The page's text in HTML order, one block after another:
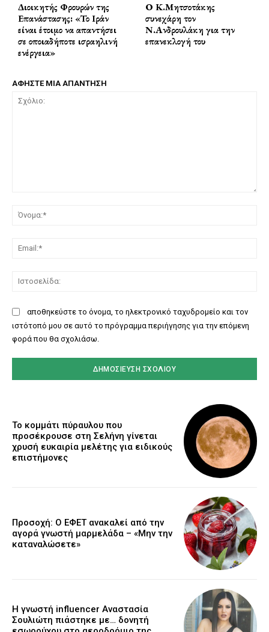
Διοικητής Φρουρών της
Επανάστασης: «Το Ιράν
είναι έτοιμο να απαντήσει
σε οποιαδήποτε ισραηλινή
ενέργεια»
Ο Κ.Μητσοτάκης
συνεχάρη τον
Ν.Ανδρουλάκη για την
επανεκλογή του
ΑΦΗΣΤΕ ΜΙΑ ΑΠΑΝΤΗΣΗ
αποθηκεύστε το όνομα, το ηλεκτρονικό ταχυδρομείο και τον
ιστότοπό μου σε αυτό το πρόγραμμα περιήγησης για την επόμενη
φορά που θα σχολιάσω.
Το κομμάτι πύραυλου που
προσέκρουσε στη Σελήνη γίνεται
χρυσή ευκαιρία μελέτης για ειδικούς
επιστήμονες
Προσοχή: Ο ΕΦΕΤ ανακαλεί από την
αγορά γνωστή μαρμελάδα – «Μην την
καταναλώσετε»
Η γνωστή influencer Αναστασία
Σουλιώτη πιάστηκε με… δονητή